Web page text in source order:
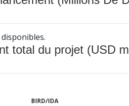
total du projet (USD
BIRD/IDA